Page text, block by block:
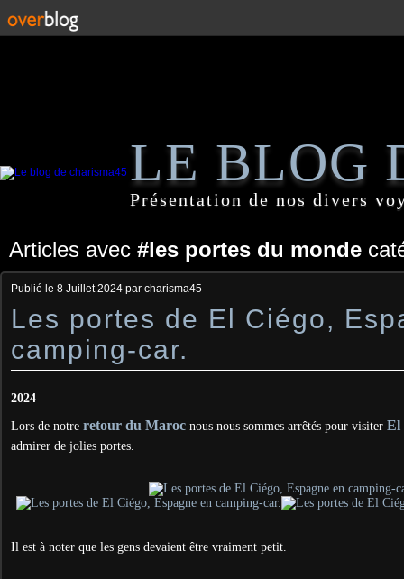
LE BLOG
Présentation de nos divers
Articles avec #les portes du monde
Publié le 8 Juillet 2024 par charisma45
Les portes de El Ciégo,
camping-car.
2024
Lors de notre retour du Maroc nous nous sommes arrêtés pour visiter El
admirer de jolies portes.
Il est à noter que les gens devaient être vraiment petit.